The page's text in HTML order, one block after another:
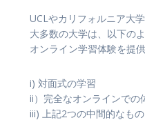
UCLやカリフォルニア大
大多数の大学は、以下の
オンライン学習体験を提
i) 対面式の学習
ii）完全なオンラインでの
iii) 上記2つの中間的なもの